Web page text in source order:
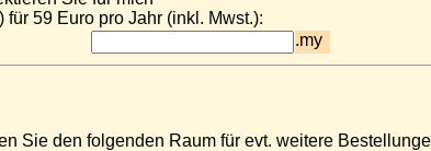
59 Euro pro Jahr (inkl. Mwst.):
.my
Sie den folgenden Raum für evt. weitere